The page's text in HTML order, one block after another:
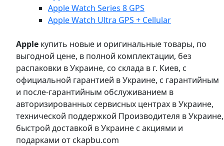
Apple Watch Series 8 GPS
Apple Watch Ultra GPS + Cellular
Apple купить новые и оригинальные товары, по
выгодной цене, в полной комплектации, без
распаковки в Украине, со склада в г. Киев, с
официальной гарантией в Украине, с гарантийным
и после-гарантийным обслуживанием в
авторизированных сервисных центрах в Украине,
технической поддержкой Производителя в Украине,
быстрой доставкой в Украине с акциями и
подарками от ckapbu.com